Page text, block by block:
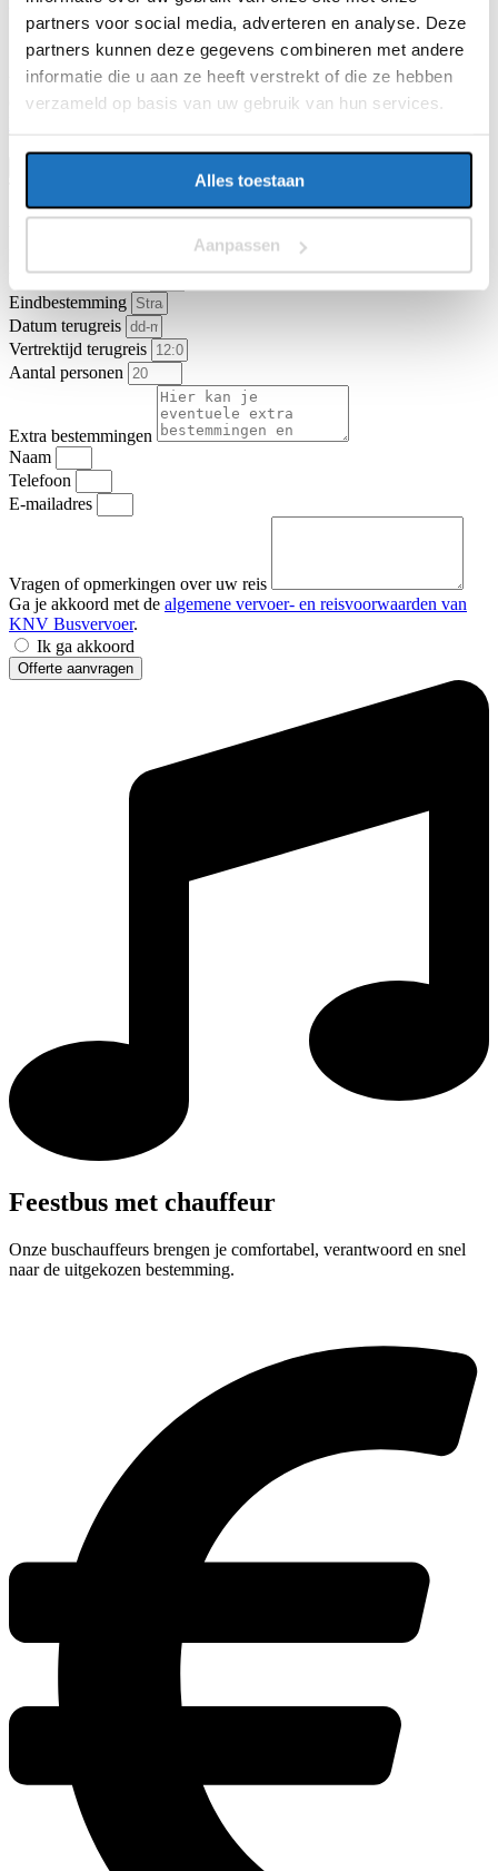
partners voor social media, adverteren en analyse. Deze
partners kunnen deze gegevens combineren met andere
informatie die u aan ze heeft verstrekt of die ze hebben
verzameld op basis van uw gebruik van hun services.
Alles toestaan
Aanpassen
Vragen of opmerkingen over uw reis
Ga je akkoord met dealgemene vervoer- en reisvoorwaarden van
Partybus
Touringcar
Vertrektijd heenreis
Eindbestemming
Datum terugreis
Vertrektijd terugreis
Aantal personen
Extra bestemmingen
Naam
Telefoon
E-mailadres
Vragen of opmerkingen over uw reis
Ga je akkoord met de algemene vervoer- en reisvoorwaarden van
KNV Busvervoer.
Ik ga akkoord
Offerte aanvragen
Feestbus met chauffeur
Onze buschauffeurs brengen je comfortabel, verantwoord en snel
naar de uitgekozen bestemming.